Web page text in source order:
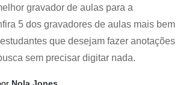
gravador de aulas para a
5 dos gravadores de aulas mais bem
que desejam fazer anotações
sem precisar digitar nada.
Nola Jones